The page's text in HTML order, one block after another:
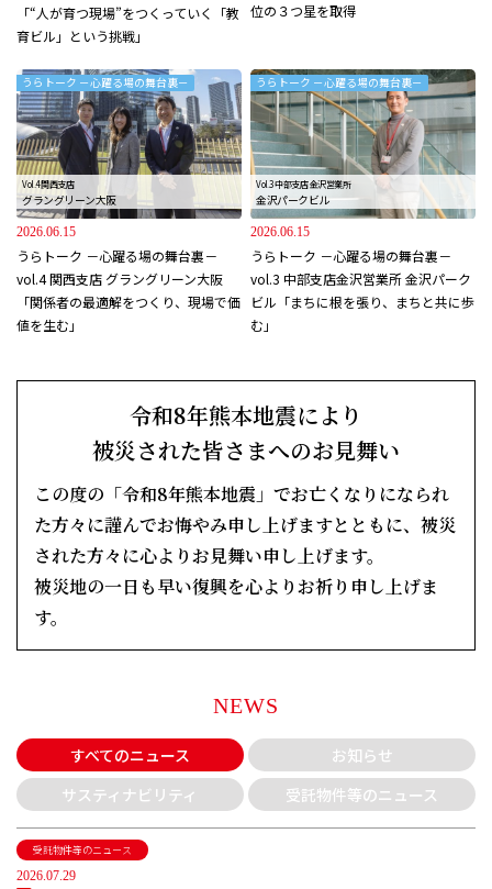
「“人が育つ現場”をつくっていく「教
育ビル」という挑戦」
位の３つ星を取得
うらトーク －心躍る場の舞台裏－
Vol.4 関西支店
グラングリーン大阪
2026.06.15
うらトーク －心躍る場の舞台裏－
vol.4 関西支店 グラングリーン大阪
「関係者の最適解をつくり、現場で価
値を生む」
うらトーク －心躍る場の舞台裏－
Vol.3 中部支店 金沢営業所
金沢パークビル
2026.06.15
うらトーク －心躍る場の舞台裏－
vol.3 中部支店金沢営業所 金沢パーク
ビル「まちに根を張り、まちと共に歩
む」
令和8年熊本地震により
被災された皆さまへのお見舞い
この度の「令和8年熊本地震」でお亡くなりになられ
た方々に謹んでお悔やみ申し上げますとともに、 被災
された方々に心よりお見舞い申し上げます。
被災地の一日も早い復興を心よりお祈り申し上げま
す。
NEWS
すべてのニュース
お知らせ
サスティナビリティ
受託物件等のニュース
受託物件等のニュース
2026.07.29